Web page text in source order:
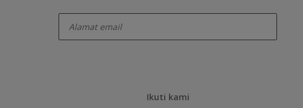
Ikuti kami